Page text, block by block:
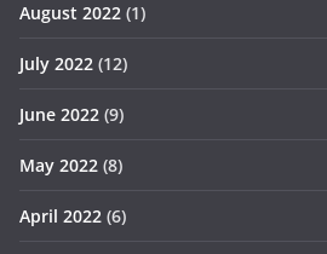
August 2022 (1)
July 2022 (12)
June 2022 (9)
May 2022 (8)
April 2022 (6)